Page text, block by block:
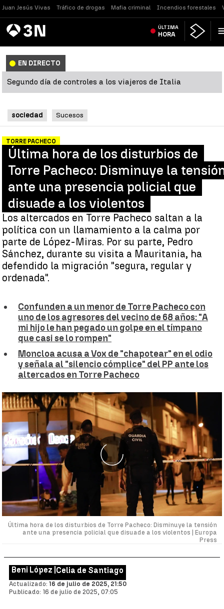
Juan Jesús Vivas Tráfico de drogas Mafia criminal Incendios forestales
AntenaNoticias ÚLTIMA
HORA
EN DIRECTO
Segundo día de controles a los viajeros de Italia
sociedad Sucesos
TORRE PACHECO
Última hora de los disturbios de
Torre Pacheco: Disminuye la
ante una presencia policial que
disuade a los violentos
Los altercados en Torre Pacheco saltan a la
política con un llamamiento a la calma por
parte de López-Miras. Por su parte, Pedro
Sánchez, durante su visita a Mauritania, ha
defendido la migración "segura, regular y
ordenada".
Confunden a un menor de Torre Pacheco con
uno de los agresores del vecino de 68 años: "A
mi hijo le han pegado un golpe en el tímpano
que casi se lo rompen"
Moncloa acusa a Vox de "chapotear" en el odio
y señala al "silencio cómplice" del PP ante los
altercados en Torre Pacheco
Última hora de los disturbios de Torre Pacheco: Disminuye la tensión
ante una presencia policial que disuade a los violentos | Europa
Press
Beni López | Celia de Santiago
Actualizado: 16 de julio de 2025, 21:50
Publicado: 16 de julio de 2025, 07:05